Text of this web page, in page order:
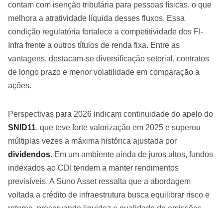
contam com isenção tributária para pessoas físicas, o que
melhora a atratividade líquida desses fluxos. Essa
condição regulatória fortalece a competitividade dos FI-
Infra frente a outros títulos de renda fixa. Entre as
vantagens, destacam-se diversificação setorial, contratos
de longo prazo e menor volatilidade em comparação a
ações.
Perspectivas para 2026 indicam continuidade do apelo do
SNID11, que teve forte valorização em 2025 e superou
múltiplas vezes a máxima histórica ajustada por
dividendos. Em um ambiente ainda de juros altos, fundos
indexados ao CDI tendem a manter rendimentos
previsíveis. A Suno Asset ressalta que a abordagem
voltada a crédito de infraestrutura busca equilibrar risco e